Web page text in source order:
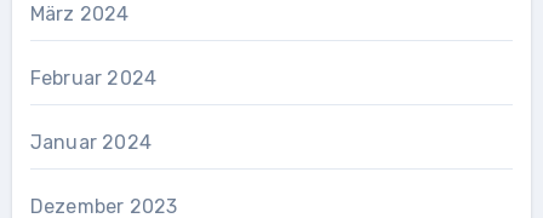
März 2024
Februar 2024
Januar 2024
Dezember 2023